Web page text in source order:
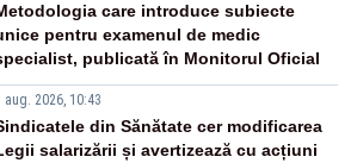
care introduce subiecte
pentru examenul de medic
publicată în Monitorul Oficial
aug. 2026, 10:43
din Sănătate cer modificarea
salarizării și avertizează cu acțiuni